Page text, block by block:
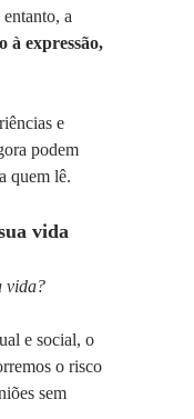
a
à expressão,
e
podem
quem lê.
vida
vida?
e social, o
o risco
sem